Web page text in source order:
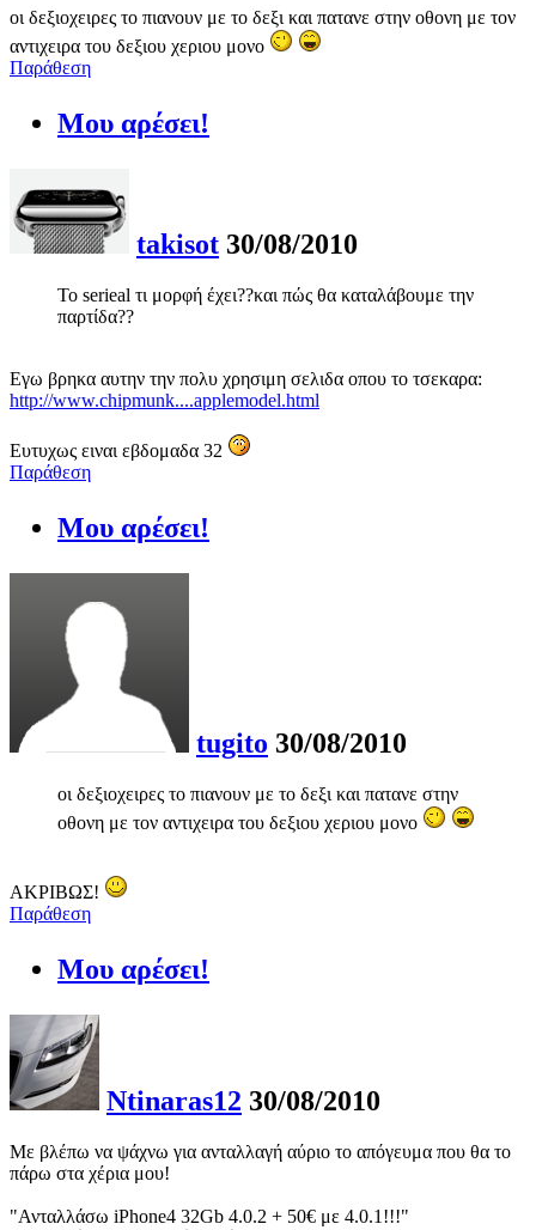
οι δεξιοχειρες το πιανουν με το δεξι και πατανε στην οθονη με τον
αντιχειρα του δεξιου χεριου μονο
Παράθεση
Μου αρέσει!
takisot 30/08/2010
Το serieal τι μορφή έχει??και πώς θα καταλάβουμε την
παρτίδα??
Εγω βρηκα αυτην την πολυ χρησιμη σελιδα οπου το τσεκαρα:
http://www.chipmunk....applemodel.html
Ευτυχως ειναι εβδομαδα 32
Παράθεση
Μου αρέσει!
tugito 30/08/2010
οι δεξιοχειρες το πιανουν με το δεξι και πατανε στην
οθονη με τον αντιχειρα του δεξιου χεριου μονο
ΑΚΡΙΒΩΣ!
Παράθεση
Μου αρέσει!
Ntinaras12 30/08/2010
Με βλέπω να ψάχνω για ανταλλαγή αύριο το απόγευμα που θα το
πάρω στα χέρια μου!
"Ανταλλάσω iPhone4 32Gb 4.0.2 + 50€ με 4.0.1!!!"